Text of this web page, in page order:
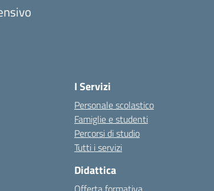
I Servizi
Personale scolastico
Famiglie e studenti
Percorsi di studio
Tutti i servizi
Didattica